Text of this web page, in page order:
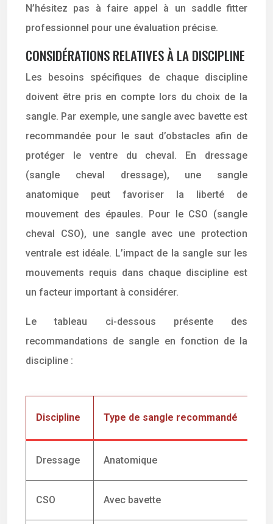
N’hésitez pas à faire appel à un saddle fitter
professionnel pour une évaluation précise.
CONSIDÉRATIONS RELATIVES À LA DISCIPLINE
Les besoins spécifiques de chaque discipline
doivent être pris en compte lors du choix de la
sangle. Par exemple, une sangle avec bavette est
recommandée pour le saut d’obstacles afin de
protéger le ventre du cheval. En dressage
(sangle cheval dressage), une sangle
anatomique peut favoriser la liberté de
mouvement des épaules. Pour le CSO (sangle
cheval CSO), une sangle avec une protection
ventrale est idéale. L’impact de la sangle sur les
mouvements requis dans chaque discipline est
un facteur important à considérer.
Le tableau ci-dessous présente des
recommandations de sangle en fonction de la
discipline :
Discipline Type de sangle recommandé
Dressage Anatomique
CSO Avec bavette